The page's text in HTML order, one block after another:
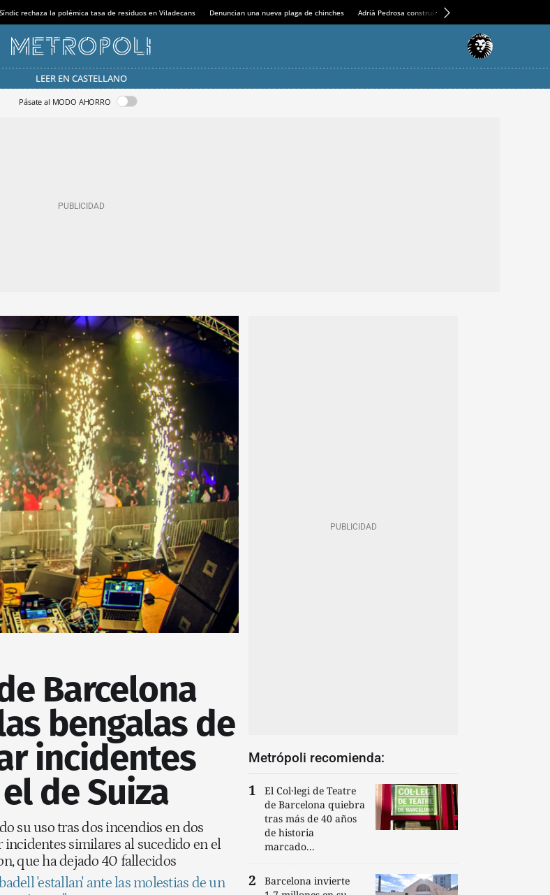
rechaza la polémica tasa de residuos en Viladecans Denuncian una nueva plaga de chinches Adrià Pedrosa construirá la nueva residencia en el
LEER EN CASTELLANO
Pásate al MODO AHORRO
Barcelona
bengalas de
incidentes
de Suiza
su uso tras dos incendios en dos
similares al sucedido en el
que ha dejado 40 fallecidos
'estallan' ante las molestias de un
Metrópoli recomienda:
El Col·legi de Teatre
de Barcelona quiebra
tras más de 40 años
de historia
marcado...
Barcelona invierte